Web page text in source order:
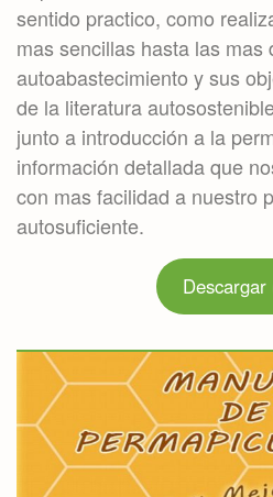
sentido practico, como
mas sencillas hasta las mas
autoabastecimiento y sus
de la literatura
junto a introducción a la
información detallada que
con mas facilidad a nuestro
autosuficiente.
Descargar